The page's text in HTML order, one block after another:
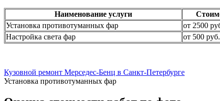
Наименование услуги
Установка противотуманных фар
от 2500
Настройка света фар
от 500 руб.
Кузовной ремонт Мерседес-Бенц в Санкт-Петербурге
Установка противотуманных фар